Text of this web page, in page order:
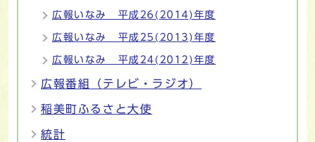
広報いなみ 平成26(2014)年度
広報いなみ 平成25(2013)年度
広報いなみ 平成24(2012)年度
広報番組（テレビ・ラジオ）
稲美町ふるさと大使
統計